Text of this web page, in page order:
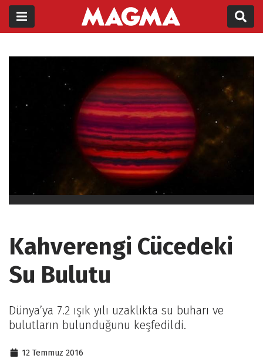
Kahverengi Cücedeki
Su Bulutu
Dünya’ya 7.2 ışık yılı uzaklıkta su buharı ve
bulutların bulunduğunu keşfedildi.
12 Temmuz 2016